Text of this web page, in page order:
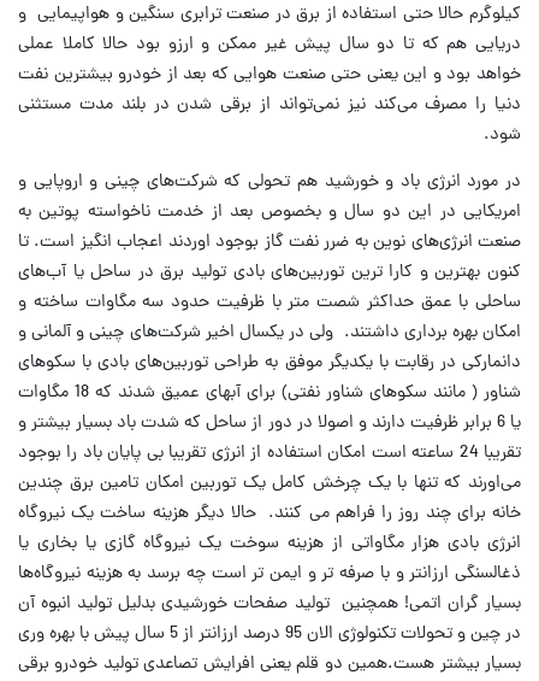
کیلوگرم حالا حتی استفاده از برق در صنعت ترابری سنگین و هواپیمایی و
دریایی هم که تا دو سال پیش غیر ممکن و ارزو بود حالا کاملا عملی
خواهد بود و این یعنی حتی صنعت هوایی که بعد از خودرو بیشترین نفت
دنیا را مصرف می‌کند نیز نمی‌تواند از برقی شدن در بلند مدت مستثنی
شود.
در مورد انرژی باد و خورشید هم تحولی که شرکت‌های چینی و اروپایی و
امریکایی در این دو سال و بخصوص بعد از خدمت ناخواسته پوتین به
صنعت انرژی‌های نوین به ضرر نفت گاز بوجود اوردند اعجاب انگیز است. تا
کنون بهترین و کارا ترین توربین‌های بادی تولید برق در ساحل یا آب‌های
ساحلی با عمق حداکثر شصت متر با ظرفیت حدود سه مگاوات ساخته و
امکان بهره برداری داشتند. ولی در یکسال اخیر شرکت‌های چینی و آلمانی و
دانمارکی در رقابت با یکدیگر موفق به طراحی توربین‌های بادی با سکوهای
شناور ( مانند سکوهای شناور نفتی) برای آبهای عمیق شدند که 18 مگاوات
یا 6 برابر ظرفیت دارند و اصولا در دور از ساحل که شدت باد بسیار بیشتر و
تقریبا 24 ساعته است امکان استفاده از انرژی تقریبا بی پایان باد را بوجود
می‌اورند که تنها با یک چرخش کامل یک توربین امکان تامین برق چندین
خانه برای چند روز را فراهم می کنند. حالا دیگر هزینه ساخت یک نیروگاه
انرژی بادی هزار مگاواتی از هزینه سوخت یک نیروگاه گازی یا بخاری یا
ذغالسنگی ارزانتر و با صرفه تر و ایمن تر است چه برسد به هزینه نیروگاه‌ها
بسیار گران اتمی! همچنین تولید صفحات خورشیدی بدلیل تولید انبوه آن
در چین و تحولات تکنولوژی الان 95 درصد ارزانتر از 5 سال پیش با بهره وری
بسیار بیشتر هست.همین دو قلم یعنی افرایش تصاعدی تولید خودرو برقی